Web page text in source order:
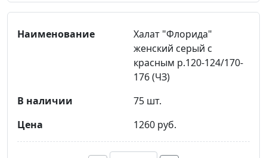
Халат "Флорида"
женский серый с
красным р.120-124/170-
176 (ЧЗ)
75 шт.
1260 руб.